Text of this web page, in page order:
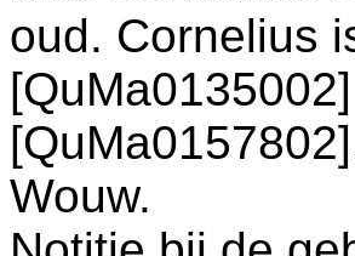
oud. Cornelius
Wouw.